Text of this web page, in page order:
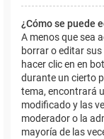
¿Cómo se puede
A menos que sea
borrar o editar
hacer clic en en
durante un cierto
tema, encontrará
modificado y las
moderador o la
mayoría de las